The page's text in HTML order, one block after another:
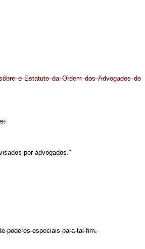
o Estatuto da Ordem dos Advogados do
por advogados."
poderes especiais para tal fim.